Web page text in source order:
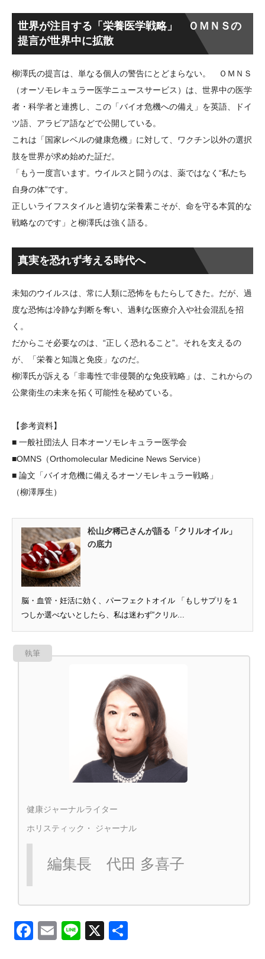
世界が注目する「栄養医学戦略」 ＯＭＮＳの
提言が世界中に拡散
柳澤氏の提言は、単なる個人の警告にとどまらない。 ＯＭＮＳ
（オーソモレキュラー医学ニュースサービス）は、世界中の医学
者・科学者と連携し、この「バイオ危機への備え」を英語、ドイ
ツ語、アラビア語などで公開している。
これは「国家レベルの健康危機」に対して、ワクチン以外の選択
肢を世界が求め始めた証だ。
「もう一度言います。ウイルスと闘うのは、薬ではなく“私たち
自身の体”です。
正しいライフスタイルと適切な栄養素こそが、命を守る本質的な
戦略なのです」と柳澤氏は強く語る。
真実を恐れず考える時代へ
未知のウイルスは、常に人類に恐怖をもたらしてきた。だが、過
度な恐怖は冷静な判断を奪い、過剰な医療介入や社会混乱を招
く。
だからこそ必要なのは、“正しく恐れること”。それを支えるの
が、「栄養と知識と免疫」なのだ。
柳澤氏が訴える「非毒性で非侵襲的な免疫戦略」は、これからの
公衆衛生の未来を拓く可能性を秘めている。
【参考資料】
■ 一般社団法人 日本オーソモレキュラー医学会
■OMNS（Orthomolecular Medicine News Service）
■ 論文「バイオ危機に備えるオーソモレキュラー戦略」
（柳澤厚生）
松山夕稀己さんが語る「クリルオイル」
の底力
脳・血管・妊活に効く、パーフェクトオイル 「もしサプリを１
つしか選べないとしたら、私は迷わず“クリル...
執筆
健康ジャーナルライター
ホリスティック・ ジャーナル
編集長 代田 多喜子
Facebook
EmailLine
X